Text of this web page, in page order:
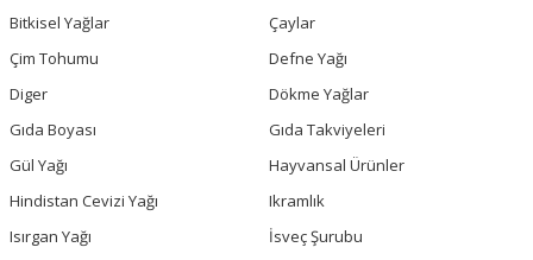
Bitkisel Yağlar
Çaylar
Çim Tohumu
Defne Yağı
Diger
Dökme Yağlar
Gıda Boyası
Gıda Takviyeleri
Gül Yağı
Hayvansal Ürünler
Hindistan Cevizi Yağı
Ikramlık
Isırgan Yağı
İsveç Şurubu